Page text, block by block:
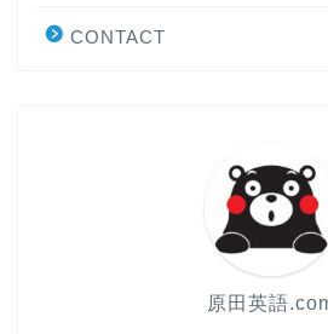
CONTACT
原田英語
大学入試
英語名言・格
い英語＆素敵